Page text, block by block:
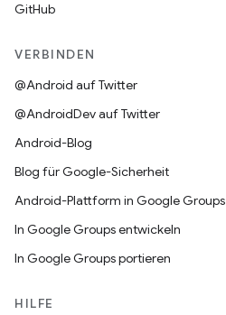
GitHub
VERBINDEN
@Android auf Twitter
@AndroidDev auf Twitter
Android-Blog
Blog für Google-Sicherheit
Android-Plattform in Google Groups
In Google Groups entwickeln
In Google Groups portieren
HILFE